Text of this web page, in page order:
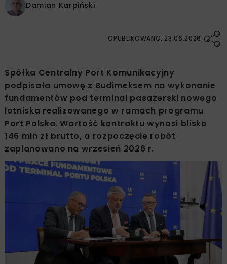
Damian Karpiński
OPUBLIKOWANO: 23.06.2026
Spółka Centralny Port Komunikacyjny
podpisała umowę z Budimeksem na wykonanie
fundamentów pod terminal pasażerski nowego
lotniska realizowanego w ramach programu
Port Polska. Wartość kontraktu wynosi blisko
146 mln zł brutto, a rozpoczęcie robót
zaplanowano na wrzesień 2026 r.